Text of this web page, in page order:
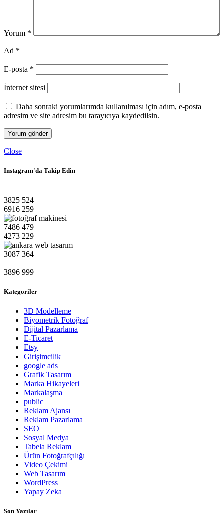
Yorum *
Ad *
E-posta *
İnternet sitesi
Daha sonraki yorumlarımda kullanılması için adım, e-posta
adresim ve site adresim bu tarayıcıya kaydedilsin.
Close
Instagram'da Takip Edin
3825 524
6916 259
7486 479
4273 229
3087 364
3896 999
Kategoriler
3D Modelleme
Biyometrik Fotoğraf
Dijital Pazarlama
E-Ticaret
Etsy
Girişimcilik
google ads
Grafik Tasarım
Marka Hikayeleri
Markalaşma
public
Reklam Ajansı
Reklam Pazarlama
SEO
Sosyal Medya
Tabela Reklam
Ürün Fotoğrafçılığı
Video Çekimi
Web Tasarım
WordPress
Yapay Zeka
Son Yazılar